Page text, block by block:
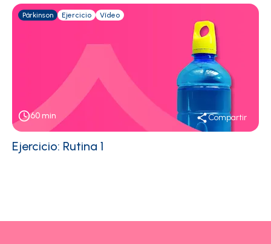
Párkinson Ejercicio Vídeo
60min Compartir
Ejercicio: Rutina 1